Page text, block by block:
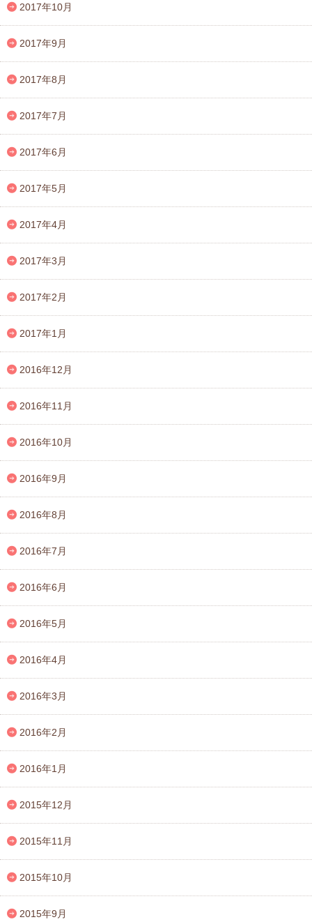
2017年10月
2017年9月
2017年8月
2017年7月
2017年6月
2017年5月
2017年4月
2017年3月
2017年2月
2017年1月
2016年12月
2016年11月
2016年10月
2016年9月
2016年8月
2016年7月
2016年6月
2016年5月
2016年4月
2016年3月
2016年2月
2016年1月
2015年12月
2015年11月
2015年10月
2015年9月